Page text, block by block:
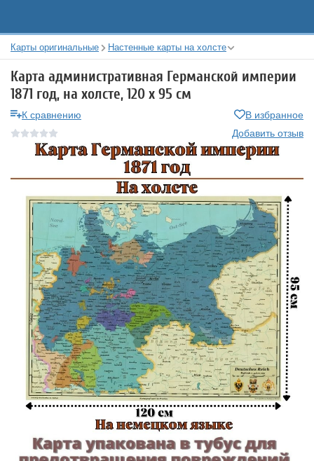
Карты оригинальные Настенные карты на холсте
Карта административная Германской империи
1871 год, на холсте, 120 х 95 см
К сравнению
В избранное
Добавить отзыв